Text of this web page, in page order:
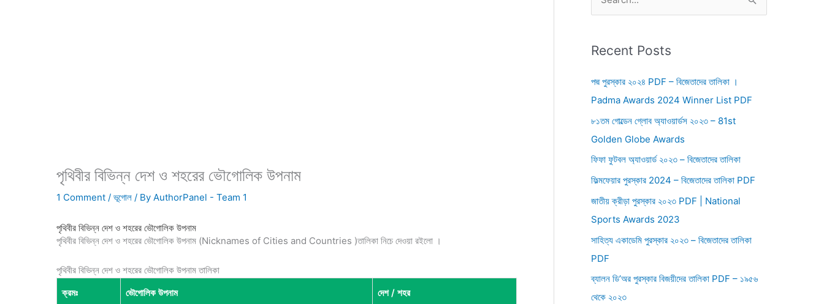
পৃথিবীর বিভিন্ন দেশ ও শহরের ভৌগোলিক উপনাম
1 Comment / ভূগোল / By AuthorPanel - Team 1
পৃথিবীর বিভিন্ন দেশ ও শহরের ভৌগোলিক উপনাম
পৃথিবীর বিভিন্ন দেশ ও শহরের ভৌগোলিক উপনাম (Nicknames of Cities and Countries )তালিকা নিচে দেওয়া রইলো ।
পৃথিবীর বিভিন্ন দেশ ও শহরের ভৌগোলিক উপনাম তালিকা
ক্রমঃ
ভৌগোলিক উপনাম দেশ / শহর
r
h
f
o
r
:
Recent Posts
পদ্ম পুরস্কার ২০২৪ PDF – বিজেতাদের তালিকা ।
Padma Awards 2024 Winner List PDF
৮১তম গোল্ডেন গ্লোব অ্যাওয়ার্ডস ২০২৩ – 81st
Golden Globe Awards
ফিফা ফুটবল অ্যাওয়ার্ড ২০২৩ – বিজেতাদের তালিকা
ফিল্মফেয়ার পুরস্কার 2024 – বিজেতাদের তালিকা PDF
জাতীয় ক্রীড়া পুরস্কার ২০২৩ PDF | National
Sports Awards 2023
সাহিত্য একাডেমি পুরস্কার ২০২৩ – বিজেতাদের তালিকা
PDF
ব্যালন ডি’অর পুরস্কার বিজয়ীদের তালিকা PDF – ১৯৫৬
থেকে ২০২৩